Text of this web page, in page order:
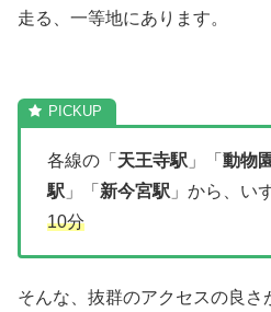
走る、一等地にあります。
各線の「 天王寺駅 」「 動物
駅 」「 新今宮駅 」から、い
10分
そんな、抜群のアクセスの良